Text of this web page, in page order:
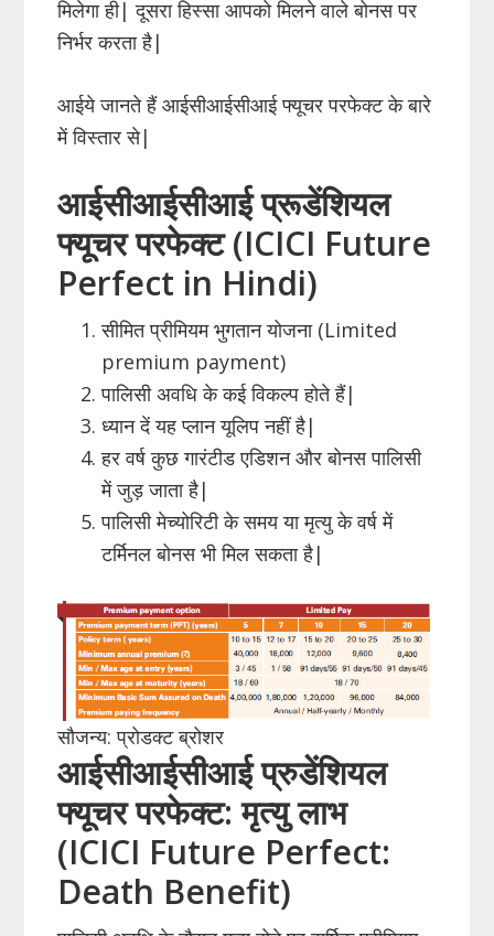
मिलेगा ही| दूसरा हिस्सा आपको मिलने वाले बोनस पर
निर्भर करता है|
आईये जानते हैं आईसीआईसीआई फ्यूचर परफेक्ट के बारे
में विस्तार से|
आईसीआईसीआई प्रूडेंशियल
फ्यूचर परफेक्ट (ICICI Future
Perfect in Hindi)
सीमित प्रीमियम भुगतान योजना (Limited
premium payment)
पालिसी अवधि के कई विकल्प होते हैं|
ध्यान दें यह प्लान यूलिप नहीं है|
हर वर्ष कुछ गारंटीड एडिशन और बोनस पालिसी
में जुड़ जाता है|
पालिसी मेच्योरिटी के समय या मृत्यु के वर्ष में
टर्मिनल बोनस भी मिल सकता है|
सौजन्य: प्रोडक्ट ब्रोशर
आईसीआईसीआई प्रुडेंशियल
फ्यूचर परफेक्ट: मृत्यु लाभ
(ICICI Future Perfect:
Death Benefit)